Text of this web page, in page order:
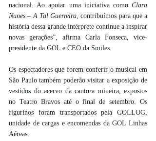
nacional. Ao apoiar uma iniciativa como Clara
Nunes – A Tal Guerreira , contribuímos para que a
história dessa grande intérprete continue a inspirar
novas gerações”, afirma Carla Fonseca, vice-
presidente da GOL e CEO da Smiles.
Os espectadores que forem conferir o musical em
São Paulo também poderão visitar a exposição de
vestidos do acervo da cantora mineira, expostos
no Teatro Bravos até o final de setembro. Os
figurinos foram transportados pela GOLLOG,
unidade de cargas e encomendas da GOL Linhas
Aéreas.